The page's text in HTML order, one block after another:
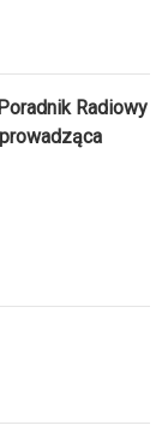
Radiowy